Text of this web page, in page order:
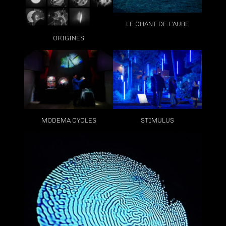
ORIGINES
LE CHANT DE L’AUBE
MODEMA CYCLES STIMULUS